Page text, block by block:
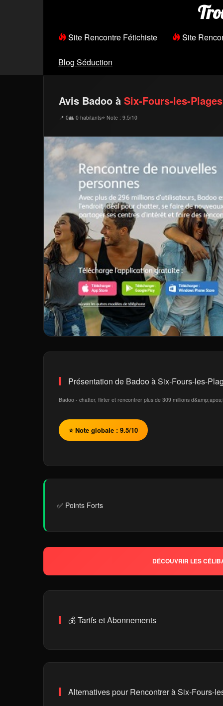
Site Rencontre Fétichiste Site
Blog Séduction
Avis Badoo à Six-Fours-les-Plages
📍 0👥 0 habitants⭐ Note : 9.5/10
Présentation de Badoo à Six-Fours-les-
Badoo - chatter, flirter et rencontrer plus de 309 millions
⭐ Note globale : 9.5/10
✅ Points Forts
DÉCOUVRIR LES
💰 Tarifs et Abonnements
Alternatives pour Rencontrer à Six-Fours-